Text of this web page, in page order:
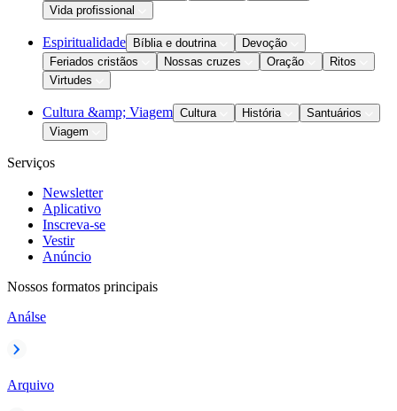
Vida profissional
Espiritualidade Bíblia e doutrina
Devoção
Feriados cristãos
Nossas cruzes Oração
Ritos
Virtudes
Cultura &amp; Viagem Cultura História
Santuários
Viagem
Serviços
Newsletter
Aplicativo
Inscreva-se
Vestir
Anúncio
Nossos formatos principais
Análse
Arquivo